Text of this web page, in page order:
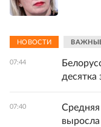
НОВОСТИ
07:44
десятка
07:40
выросла